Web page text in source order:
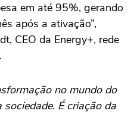
em até 95%, gerando
após a ativação”,
CEO da Energy+, rede
no mundo do
É criação da